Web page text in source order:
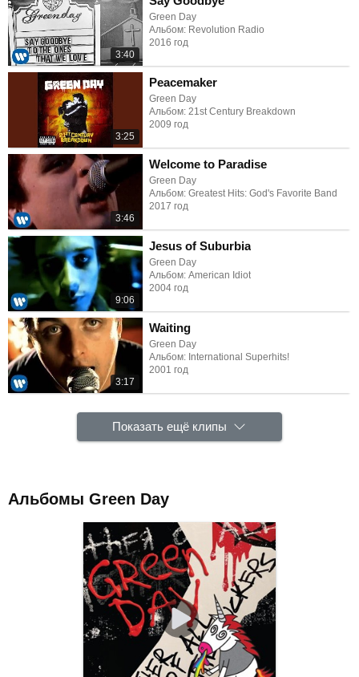
3:40
Green Day
Альбом: Revolution Radio
2016 год
3:25
Peacemaker
Green Day
Альбом: 21st Century Breakdown
2009 год
3:46
Welcome to Paradise
Green Day
Альбом: Greatest Hits: God's Favorite Band
2017 год
9:06
Jesus of Suburbia
Green Day
Альбом: American Idiot
2004 год
3:17
Waiting
Green Day
Альбом: International Superhits!
2001 год
Показать ещё клипы
Альбомы Green Day